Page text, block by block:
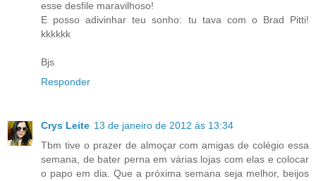
esse desfile maravilhoso!
E posso adivinhar teu sonho: tu tava com o Brad Pitti!
kkkkkk
Bjs
Responder
Crys Leite 13 de janeiro de 2012 às 13:34
Tbm tive o prazer de almoçar com amigas de colégio essa
semana, de bater perna em várias lojas com elas e colocar
o papo em dia. Que a próxima semana seja melhor, beijos